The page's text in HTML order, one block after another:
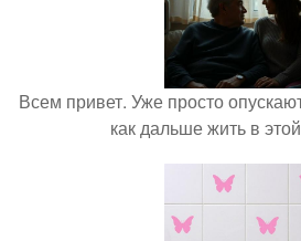
Всем привет. Уже просто
как дальше жить в